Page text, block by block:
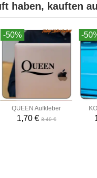
haben, kauften
-50%
QUEEN Aufkleber
1,70 € 3,40 €
-